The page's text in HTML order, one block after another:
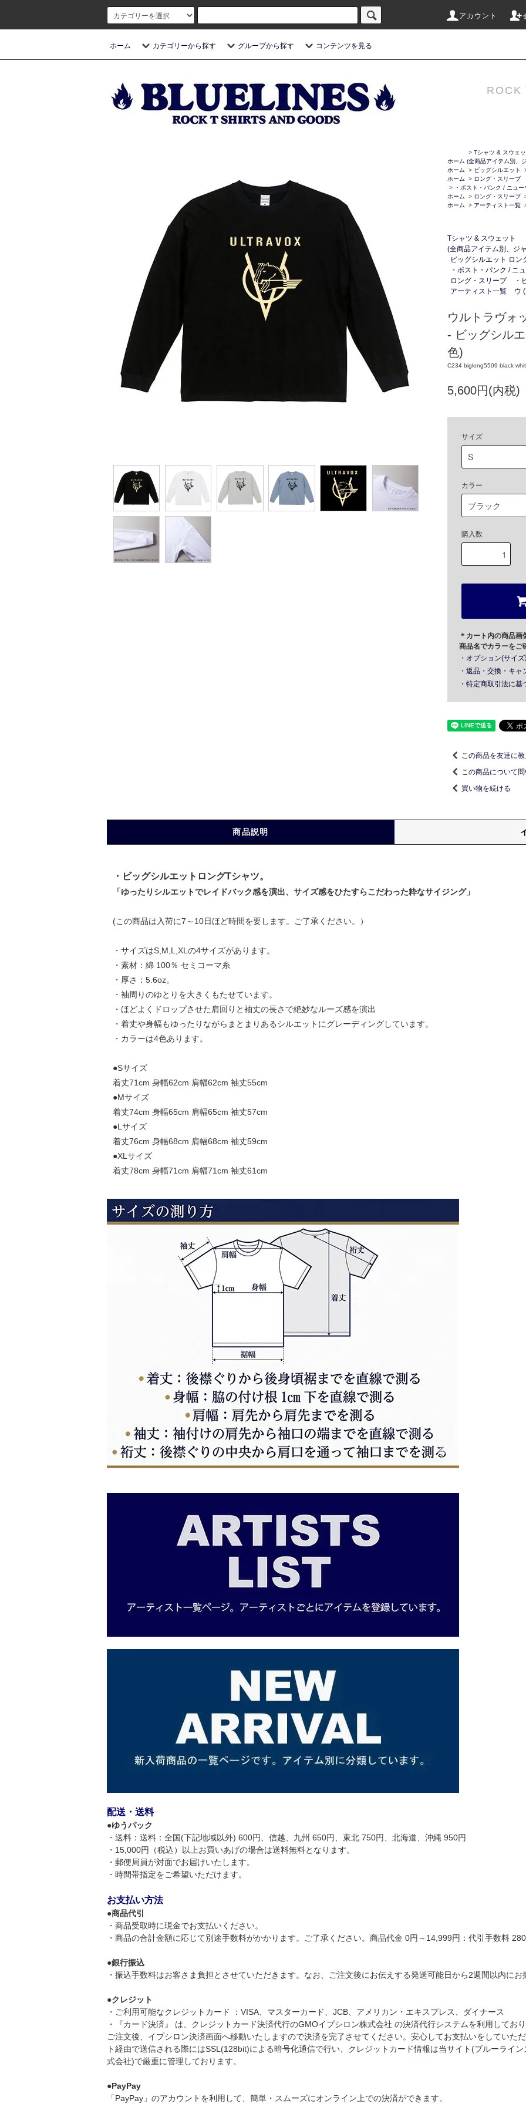
アカウント
ホーム カテゴリーから探す グループから探す コンテンツを見る
ROCK
ホーム
> Tシャツ & スウェ
(全商品アイテム別、
ホーム
> ビッグシルエット
ホーム
> ロング・スリーブ
>
・ポスト・パンク / ニュ
ホーム
> ロング・スリーブ
ホーム
> アーティスト一覧
Tシャツ & スウェット
(全商品アイテム別、ジ
ビッグシルエット ロン
・ポスト・パンク / ニ
ロング・スリーブ
・
アーティスト一覧
ウ
ウルトラヴォ
- ビッグシル
色)
C234 biglong5509 black
5,600円(内税)
サイズ
カラー
購入数
＊カート内の商品
商品名でカラーをご
・オプション(サイ
・返品・交換・キ
・特定商取引法に基
この商品を友達に
この商品について
買い物を続ける
商品説明
・ビッグシルエットロングTシャツ。
「ゆったりシルエットでレイドバック感を演出、サイズ感をひたすらこだわった粋なサイジング」
(この商品は入荷に7～10日ほど時間を要します。ご了承ください。）
・サイズはS,M,L,XLの4サイズがあります。
・素材：綿 100％ セミコーマ糸
・厚さ：5.6oz。
・袖周りのゆとりを大きくもたせています。
・ほどよくドロップさせた肩回りと袖丈の長さで絶妙なルーズ感を演出
・着丈や身幅もゆったりながらまとまりあるシルエットにグレーディングしています。
・カラーは4色あります。
●Sサイズ
着丈71cm 身幅62cm 肩幅62cm 袖丈55cm
●Mサイズ
着丈74cm 身幅65cm 肩幅65cm 袖丈57cm
●Lサイズ
着丈76cm 身幅68cm 肩幅68cm 袖丈59cm
●XLサイズ
着丈78cm 身幅71cm 肩幅71cm 袖丈61cm
配送・送料
●ゆうパック
・送料：送料：全国(下記地域以外) 600円、信越、九州 650円、東北 750円、北海道、沖縄 950円
・15,000円（税込）以上お買いあげの場合は送料無料となります。
・郵便局員が対面でお届けいたします。
・時間帯指定をご希望いただけます。
お支払い方法
●商品代引
・商品受取時に現金でお支払いください。
・商品の合計金額に応じて別途手数料がかかります。ご了承ください。商品代金 0円～14,999円：代引手数料
●銀行振込
・振込手数料はお客さま負担とさせていただきます。なお、ご注文後にお伝えする発送可能日から2週間以内に
●クレジット
・ご利用可能なクレジットカード ：VISA、マスターカード、JCB、アメリカン・エキスプレス、ダイナース
・『カード決済』 は、クレジットカード決済代行のGMOイプシロン株式会社 の決済代行システムを利用してお
ご注文後、イプシロン決済画面へ移動いたしますので決済を完了させてください。安心してお支払いをしていた
ト経由で送信される際にはSSL(128bit)による暗号化通信で行い、クレジットカード情報は当サイト(ブルーライ
式会社)で厳重に管理しております。
●PayPay
「PayPay」のアカウントを利用して、簡単・スムーズにオンライン上での決済ができます。